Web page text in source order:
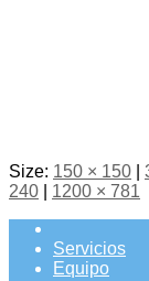
Size: 150 × 150
240
1200 × 781
Servicios
Equipo